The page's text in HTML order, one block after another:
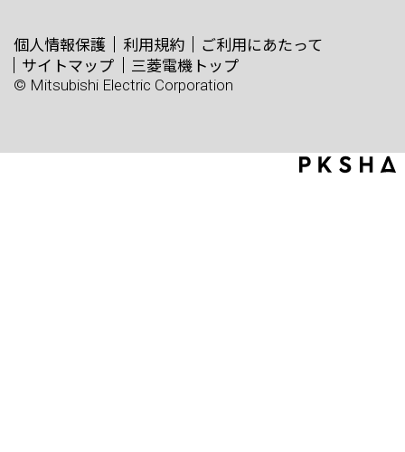
個人情報保護 利用規約
ご利用にあたって
サイトマップ
三菱電機トップ
© Mitsubishi Electric Corporation